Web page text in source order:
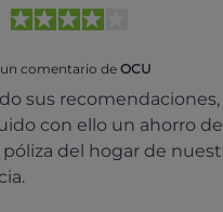
comentario de OCU
sus recomendaciones,
con ello un ahorro
del hogar de